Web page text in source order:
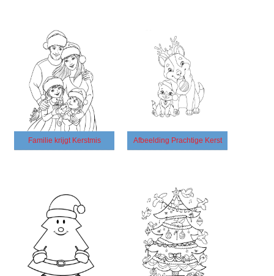
Familie krijgt Kerstmis Afbeelding Prachtige Kerst